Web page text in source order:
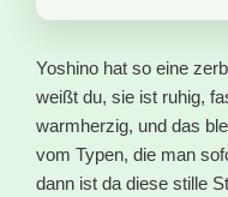
Yoshino hat so eine
weißt du, sie ist ruhig,
warmherzig, und das
vom Typen, die man
dann ist da diese stille